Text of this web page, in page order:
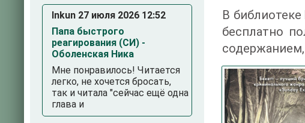
В
бесплатно
Inkun 27 июля 2026 12:52
Папа быстрого
реагирования (СИ) -
Оболенская Ника
Мне понравилось! Читается
легко, не хочется бросать,
так и читала "сейчас ещё одна
глава и